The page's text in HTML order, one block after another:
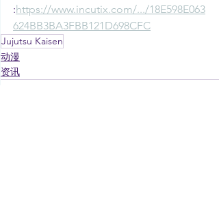
:https://www.incutix.com/.../18E598E063
624BB3BA3FBB121D698CFC
Jujutsu Kaisen
动漫
资讯